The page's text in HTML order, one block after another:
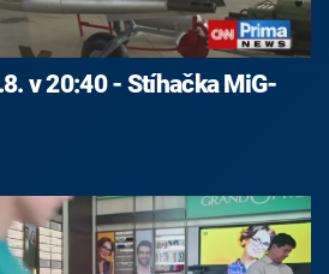
v 20:40 - Stíhačka MiG-